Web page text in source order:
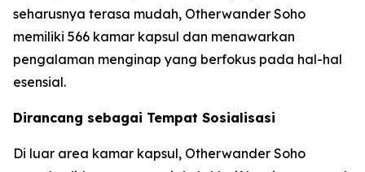
seharusnya terasa mudah, Otherwander Soho
memiliki 566 kamar kapsul dan menawarkan
pengalaman menginap yang berfokus pada hal-hal
esensial.
Dirancang sebagai Tempat Sosialisasi
Di luar area kamar kapsul, Otherwander Soho